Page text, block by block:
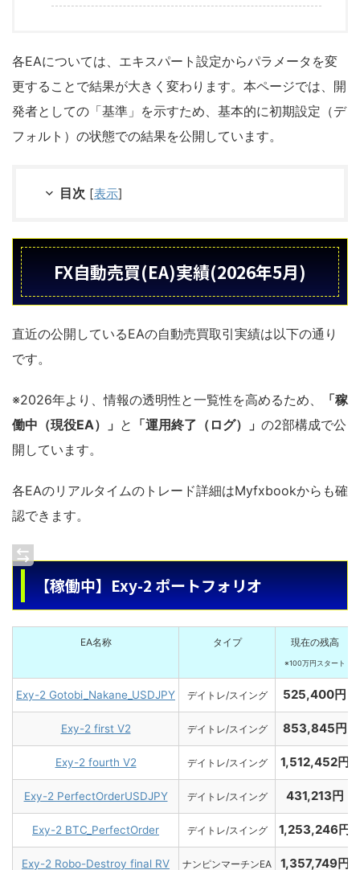
各EAについては、エキスパート設定からパラメータを変
更することで結果が大きく変わります。本ページでは、開
発者としての「基準」を示すため、基本的に初期設定（デ
フォルト）の状態での結果を公開しています。
目次 [表示]
FX自動売買(EA)実績(2026年5月)
直近の公開しているEAの自動売買取引実績は以下の通り
です。
※2026年より、情報の透明性と一覧性を高めるため、
「稼
働中（現役EA）」 と 「運用終了（ログ）」 の2部構成で公
開しています。
各EAのリアルタイムのトレード詳細はMyfxbookからも確
認できます。
【稼働中】Exy-2 ポートフォリオ
EA名称 タイプ 現在の残高
※100万円スタート
Exy-2 Gotobi_Nakane_USDJPY デイトレ/スイング 525,400円
Exy-2 first V2 デイトレ/スイング 853,845円
Exy-2 fourth V2 デイトレ/スイング 1,512,452円
Exy-2 PerfectOrderUSDJPY デイトレ/スイング 431,213円
Exy-2 BTC_PerfectOrder デイトレ/スイング 1,253,246円
Exy-2 Robo-Destroy final RV ナンピンマーチンEA 1,357,749円